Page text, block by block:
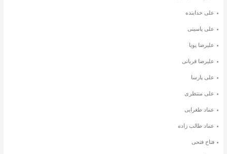
علی خدابنده
علی یاسینی
علیرضا پویا
علیرضا قربانی
علی پارسا
علی منتظری
عماد طغرایی
عماد طالب زاده
فتاح فتحی